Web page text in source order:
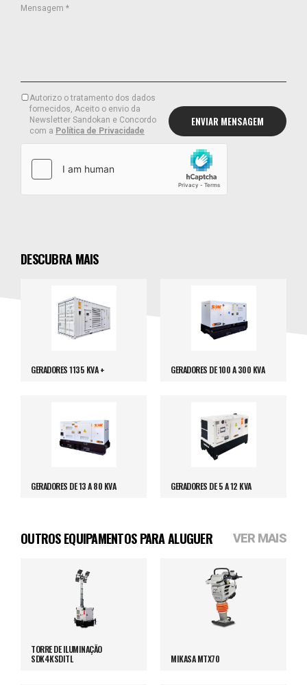
Mensagem *
Autorizo o tratamento dos dados
fornecidos, Aceito o envio da
Newsletter Sandokan e Concordo
com a Política de Privacidade
DESCUBRA MAIS
GERADORES 1135 KVA + GERADORES DE 100 A 300 KVA
GERADORES DE 13 A 80 KVA GERADORES DE 5 A 12 KVA
OUTROS EQUIPAMENTOS PARA ALUGUER VER MAIS
TORRE DE ILUMINAÇÃO
SDK4KSDITL
MIKASA MTX70